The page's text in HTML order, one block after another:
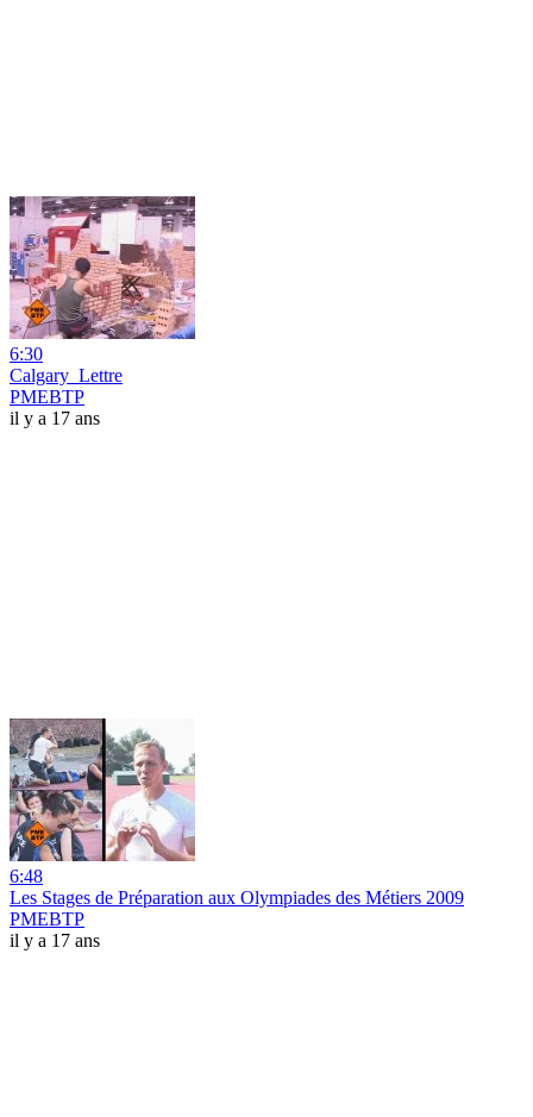
6:30
Calgary_Lettre
PMEBTP
il y a 17 ans
6:48
Les Stages de Préparation aux Olympiades des Métiers 2009
PMEBTP
il y a 17 ans